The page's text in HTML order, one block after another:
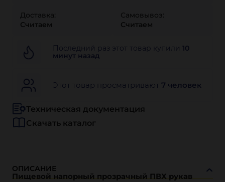
Доставка:
Считаем
Самовывоз:
Считаем
Последний раз этот товар купили 10
минут назад
Этот товар просматривают 7 человек
Техническая документация
Скачать каталог
ОПИСАНИЕ
Пищевой напорный прозрачный ПВХ рукав